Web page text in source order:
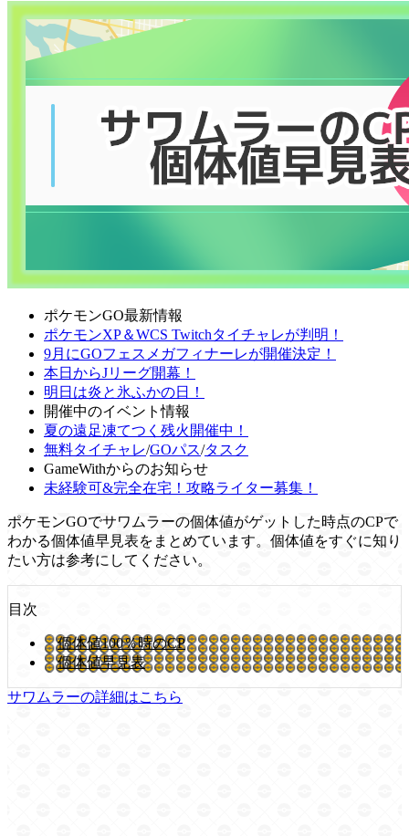
ポケモンGO最新情報
ポケモンXP＆WCS Twitchタイチャレが判明！
9月にGOフェスメガフィナーレが開催決定！
本日からJリーグ開幕！
明日は炎と氷ふかの日！
開催中のイベント情報
夏の遠足凍てつく残火開催中！
無料タイチャレ/GOパス/タスク
GameWithからのお知らせ
未経験可&完全在宅！攻略ライター募集！
ポケモンGOでサワムラーの個体値がゲットした時点のCPで
わかる個体値早見表をまとめています。個体値をすぐに知り
たい方は参考にしてください。
目次
個体値100％時のCP
個体値早見表
サワムラーの詳細はこちら